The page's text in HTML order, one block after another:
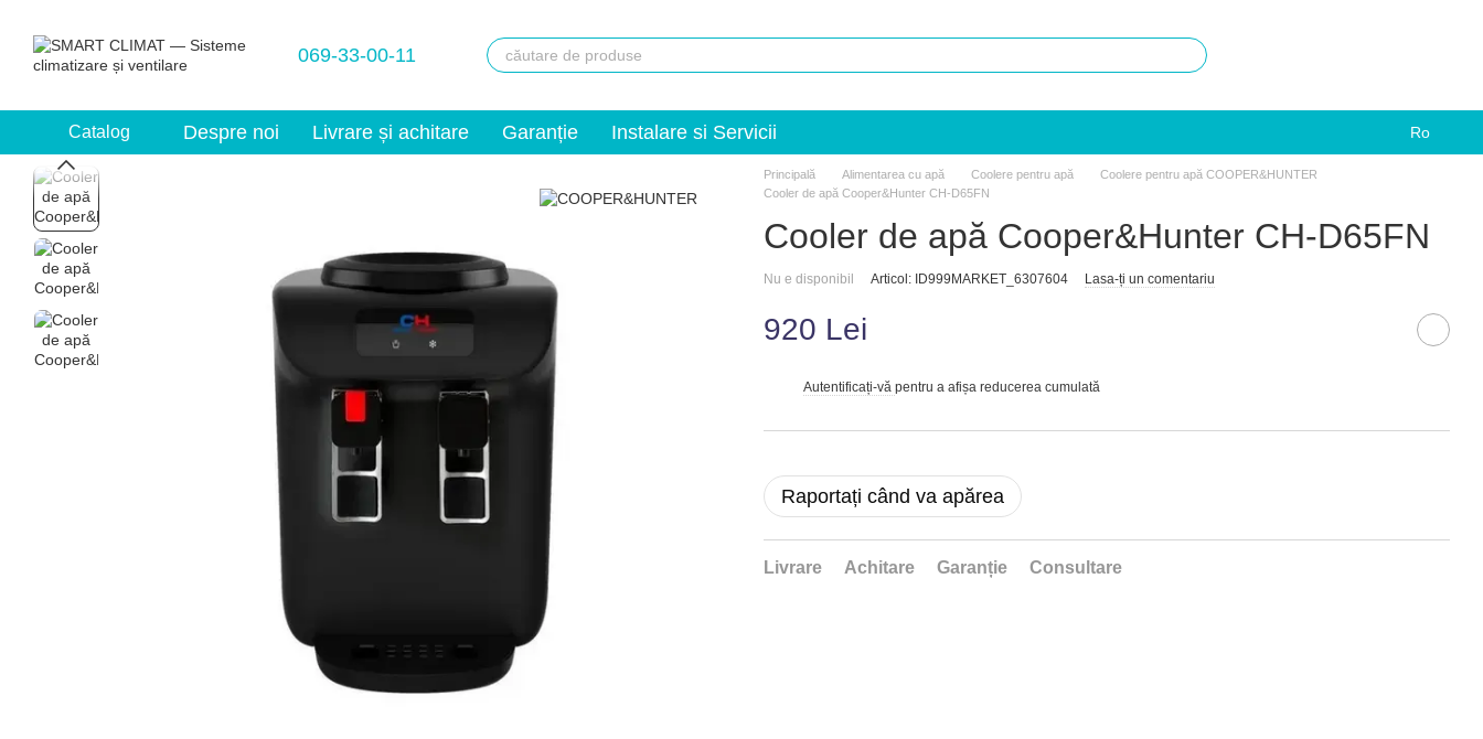
069-33-00-11
Catalog Despre noi Livrare și achitare Garanție Instalare si Servicii Ro
Principală Alimentarea cu apă Coolere pentru apă
Coolere pentru apă COOPER&HUNTER
Cooler de apă Cooper&Hunter CH-D65FN
Cooler de apă Cooper&Hunter CH-D65FN
Nu e disponibil Articol: ID999MARKET_6307604 Lasa-ți un comentariu
920 Lei
Autentificați-vă pentru a afișa reducerea cumulată
Raportați când va apărea
Livrare Achitare Garanție Consultare